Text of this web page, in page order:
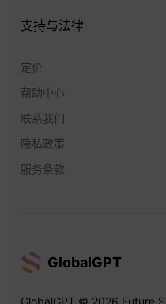
支持与法律
定价
帮助中心
联系我们
隐私政策
服务条款
GlobalGPT
GlobalGPT © 2026 Future